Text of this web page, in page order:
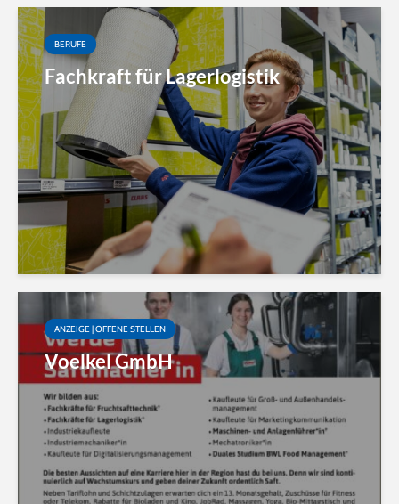
BERUFE
Fachkraft für Lagerlogistik
ANZEIGE | OFFENE STELLEN
Voelkel GmbH